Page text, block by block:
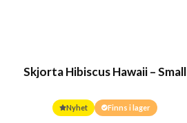
Skjorta Hibiscus Hawaii – Small
Nyhet Finns i lager